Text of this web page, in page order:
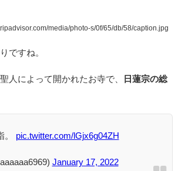
media/photo-s/0f/65/db/58/caption.jpg
ですね。
人によって開かれたお寺で、
日蓮宗の総
。 pic.twitter.com/lGjx6g04ZH
January 17, 2022